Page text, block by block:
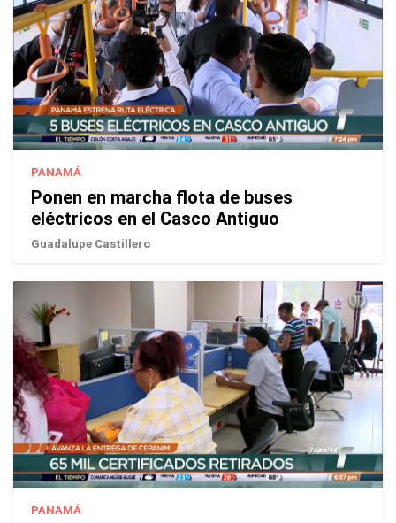
PANAMÁ
Ponen en marcha flota de buses
eléctricos en el Casco Antiguo
Guadalupe Castillero
PANAMÁ